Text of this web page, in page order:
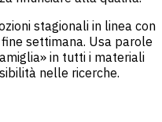
stagionali in linea con
settimana. Usa parole
in tutti i materiali
nelle ricerche.